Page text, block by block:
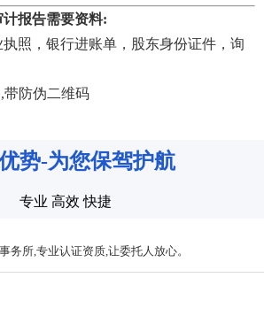
报告需要资料:
，银行进账单，股东身份证件，询
防伪二维码
势-为您保驾护航
专业 高效 快捷
务所,专业认证资质,让委托人放心。